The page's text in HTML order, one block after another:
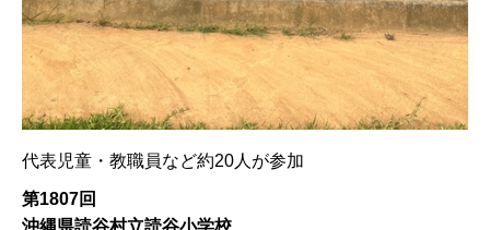
代表児童・教職員など約20人が参加
第1807回
沖縄県読谷村立読谷小学校